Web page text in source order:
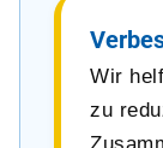
Wir
zu